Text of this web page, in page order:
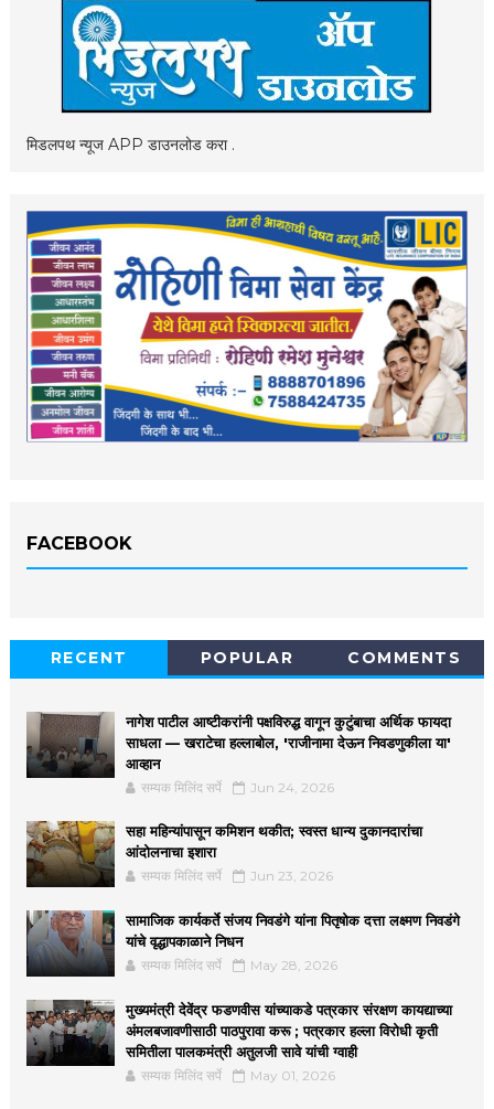
मिडलपथ न्यूज APP डाउनलोड करा .
FACEBOOK
RECENT POPULAR COMMENTS
नागेश पाटील आष्टीकरांनी पक्षविरुद्ध वागून कुटुंबाचा अर्थिक फायदा
साधला — खराटेचा हल्लाबोल, 'राजीनामा देऊन निवडणुकीला या'
आव्हान
सम्यक मिलिंद सर्पे Jun 24, 2026
सहा महिन्यांपासून कमिशन थकीत; स्वस्त धान्य दुकानदारांचा
आंदोलनाचा इशारा
सम्यक मिलिंद सर्पे Jun 23, 2026
सामाजिक कार्यकर्ते संजय निवडंगे यांना पितृषोक दत्ता लक्ष्मण निवडंगे
यांचे वृद्धापकाळाने निधन
सम्यक मिलिंद सर्पे May 28, 2026
मुख्यमंत्री देवेंद्र फडणवीस यांच्याकडे पत्रकार संरक्षण कायद्याच्या
अंमलबजावणीसाठी पाठपुरावा करू ; पत्रकार हल्ला विरोधी कृती
समितीला पालकमंत्री अतुलजी सावे यांची ग्वाही
सम्यक मिलिंद सर्पे May 01, 2026